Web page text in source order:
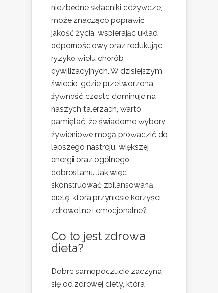
niezbędne składniki odżywcze,
może znacząco poprawić
jakość życia, wspierając układ
odpornościowy oraz redukując
ryzyko wielu chorób
cywilizacyjnych. W dzisiejszym
świecie, gdzie przetworzona
żywność często dominuje na
naszych talerzach, warto
pamiętać, że świadome wybory
żywieniowe mogą prowadzić do
lepszego nastroju, większej
energii oraz ogólnego
dobrostanu. Jak więc
skonstruować zbilansowaną
dietę, która przyniesie korzyści
zdrowotne i emocjonalne?
Co to jest zdrowa
dieta?
Dobre samopoczucie zaczyna
się od zdrowej diety, która